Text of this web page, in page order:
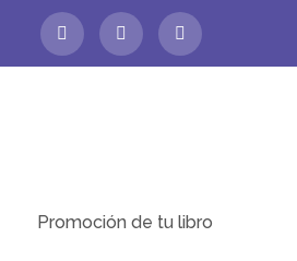
Promoción de tu libro